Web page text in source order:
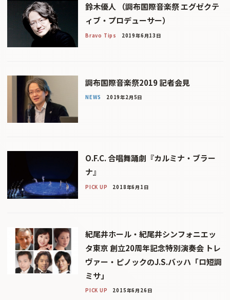
鈴木優人 （調布国際音楽祭 エグゼクテ
ィブ・プロデューサー）
Bravo Tips 2019年6月13日
調布国際音楽祭2019 記者会見
NEWS 2019年2月5日
O.F.C. 合唱舞踊劇『カルミナ・ブラー
ナ』
PICK UP 2018年6月1日
紀尾井ホール・紀尾井シンフォニエッ
タ東京 創立20周年記念特別演奏会 トレ
ヴァー・ピノックのJ.S.バッハ「ロ短調
ミサ」
PICK UP 2015年6月26日